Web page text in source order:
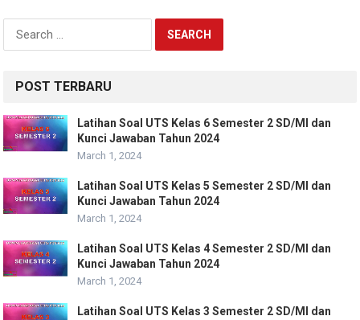
Search
for:
POST TERBARU
Latihan Soal UTS Kelas 6 Semester 2 SD/MI dan
Kunci Jawaban Tahun 2024
March 1, 2024
Latihan Soal UTS Kelas 5 Semester 2 SD/MI dan
Kunci Jawaban Tahun 2024
March 1, 2024
Latihan Soal UTS Kelas 4 Semester 2 SD/MI dan
Kunci Jawaban Tahun 2024
March 1, 2024
Latihan Soal UTS Kelas 3 Semester 2 SD/MI dan